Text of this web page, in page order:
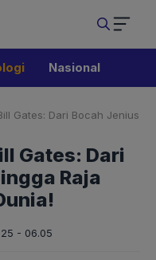
Nasional
Gates: Dari Bocah Jenius
Gates: Dari
Raja
- 06.05